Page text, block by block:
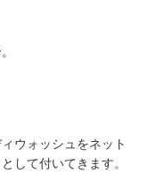
ウォッシュをネット
して付いてきます。